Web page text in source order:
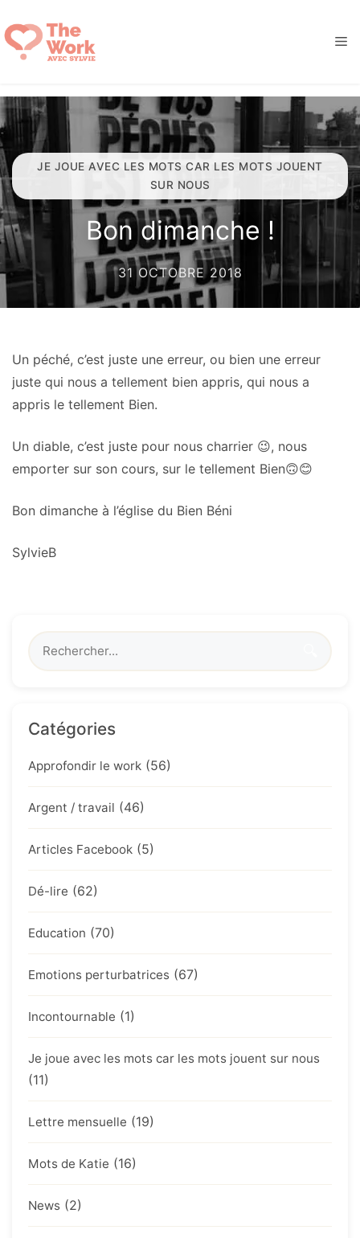
au
contenu
JE JOUE AVEC LES MOTS CAR LES MOTS JOUENT
SUR NOUS
Bon dimanche !
31 OCTOBRE 2018
Un péché, c’est juste une erreur, ou bien une erreur
juste qui nous a tellement bien appris, qui nous a
appris le tellement Bien.
Un diable, c’est juste pour nous charrier 😉, nous
emporter sur son cours, sur le tellement Bien🙃😊
Bon dimanche à l’église du Bien Béni
SylvieB
Catégories
Approfondir le work (56)
Argent / travail (46)
Articles Facebook (5)
Dé-lire (62)
Education (70)
Emotions perturbatrices (67)
Incontournable (1)
Je joue avec les mots car les mots jouent sur nous
(11)
Lettre mensuelle (19)
Mots de Katie (16)
News (2)